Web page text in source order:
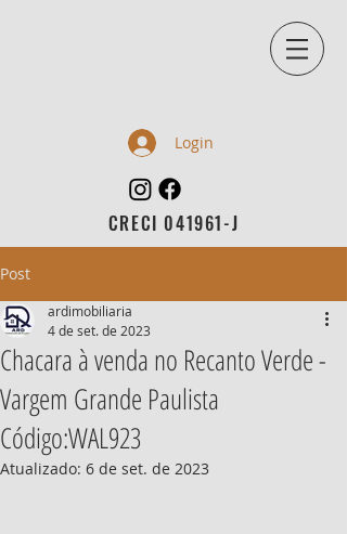
Login
CRECI 041961-J
Post
Chacara à venda no Recanto Verde -
Vargem Grande Paulista
Código:WAL923
ardimobiliaria
4 de set. de 2023
Atualizado: 6 de set. de 2023